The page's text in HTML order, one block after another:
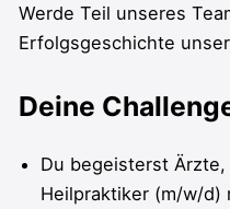
Werde Teil unseres
Erfolgsgeschichte
Deine
Du begeisterst
Heilpraktiker (m⁠/⁠w⁠/⁠